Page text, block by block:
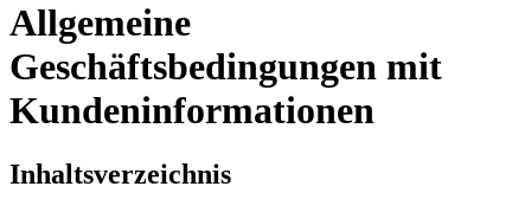
Allgemeine
Geschäftsbedingungen mit
Kundeninformationen
Inhaltsverzeichnis